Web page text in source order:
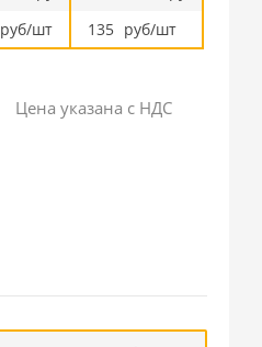
руб/шт
135 руб/шт
Цена указана с НДС